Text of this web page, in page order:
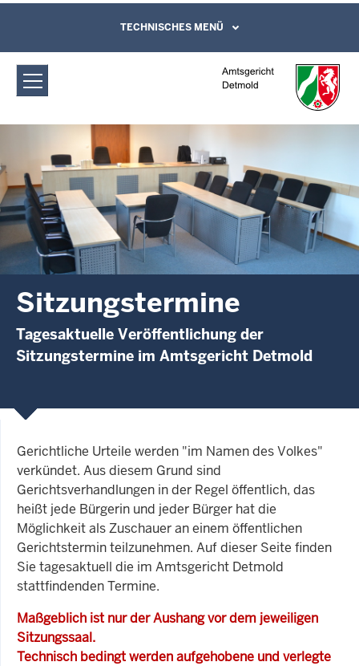
Amtsgericht Detmold: Sitzungstermine
Direkt zum Inhalt
Leichte Sprache, Gebärdensprachenvideo
und Kontaktformular
TECHNISCHES MENÜ
Sitzungstermine
Tagesaktuelle Veröffentlichung der
Sitzungstermine im Amtsgericht Detmold
Gerichtliche Urteile werden "im Namen des Volkes"
verkündet. Aus diesem Grund sind
Gerichtsverhandlungen in der Regel öffentlich, das
heißt jede Bürgerin und jeder Bürger hat die
Möglichkeit als Zuschauer an einem öffentlichen
Gerichtstermin teilzunehmen. Auf dieser Seite finden
Sie tagesaktuell die im Amtsgericht Detmold
stattfindenden Termine.
Maßgeblich ist nur der Aushang vor dem jeweiligen
Sitzungssaal.
Technisch bedingt werden aufgehobene und verlegte